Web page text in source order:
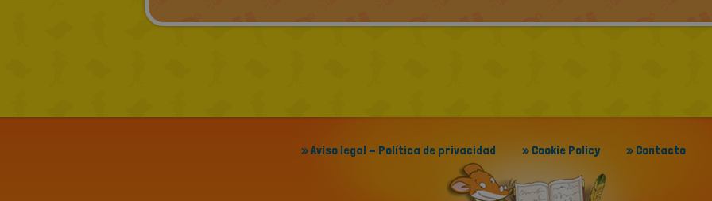
» Aviso legal - Política de privacidad » Cookie Policy » Contacto